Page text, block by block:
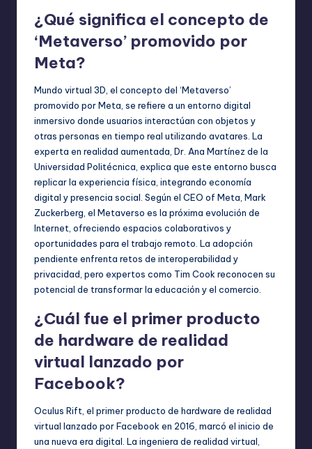
¿Qué significa el concepto de
‘Metaverso’ promovido por
Meta?
Mundo virtual 3D, el concepto del ‘Metaverso’
promovido por Meta, se refiere a un entorno digital
inmersivo donde usuarios interactúan con objetos y
otras personas en tiempo real utilizando avatares. La
experta en realidad aumentada, Dr. Ana Martínez de la
Universidad Politécnica, explica que este entorno busca
replicar la experiencia física, integrando economía
digital y presencia social. Según el CEO of Meta, Mark
Zuckerberg, el Metaverso es la próxima evolución de
Internet, ofreciendo espacios colaborativos y
oportunidades para el trabajo remoto. La adopción
pendiente enfrenta retos de interoperabilidad y
privacidad, pero expertos como Tim Cook reconocen su
potencial de transformar la educación y el comercio.
¿Cuál fue el primer producto
de hardware de realidad
virtual lanzado por
Facebook?
Oculus Rift, el primer producto de hardware de realidad
virtual lanzado por Facebook en 2016, marcó el inicio de
una nueva era digital. La ingeniera de realidad virtual,